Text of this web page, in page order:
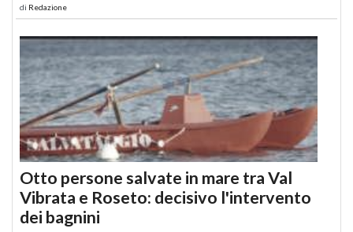
di Redazione
Otto persone salvate in mare tra Val
Vibrata e Roseto: decisivo l'intervento
dei bagnini